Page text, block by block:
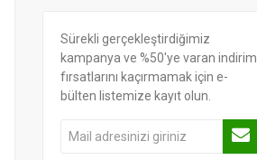
Sürekli gerçekleştirdiğimiz
kampanya ve %50'ye varan indirim
fırsatlarını kaçırmamak için e-
bülten listemize kayıt olun.